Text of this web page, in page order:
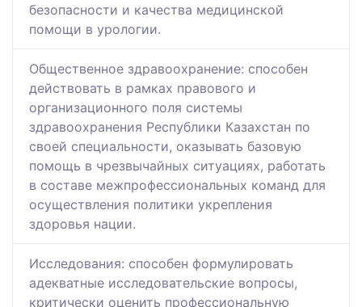
безопасности и качества медицинской
помощи в урологии.
Общественное здравоохранение: способен
действовать в рамках правового и
организационного поля системы
здравоохранения Республики Казахстан по
своей специальности, оказывать базовую
помощь в чрезвычайных ситуациях, работать
в составе межпрофессиональных команд для
осуществления политики укрепления
здоровья нации.
Исследования: способен формулировать
адекватные исследовательские вопросы,
критически оценить профессиональную